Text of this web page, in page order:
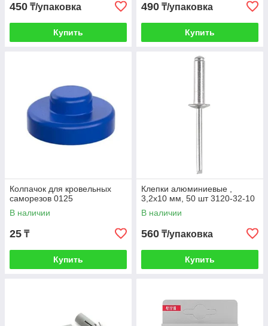
450 ₸/упаковка
Купить
490 ₸/упаковка
Купить
Колпачок для кровельных
саморезов 0125
В наличии
25 ₸
Купить
Клепки алюминиевые ,
3,2х10 мм, 50 шт 3120-32-10
В наличии
560 ₸/упаковка
Купить